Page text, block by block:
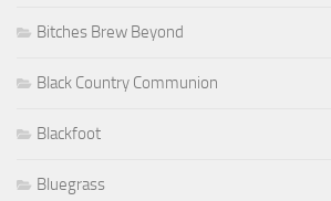
Bitches Brew Beyond
Black Country Communion
Blackfoot
Bluegrass